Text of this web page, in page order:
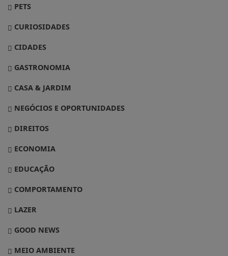
PETS
CURIOSIDADES
CIDADES
GASTRONOMIA
CASA & JARDIM
NEGÓCIOS E OPORTUNIDADES
DIREITOS
ECONOMIA
EDUCAÇÃO
COMPORTAMENTO
LAZER
GOOD NEWS
MEIO AMBIENTE